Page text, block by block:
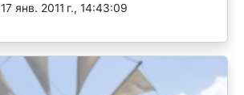
17 янв. 2011 г., 14:43:09